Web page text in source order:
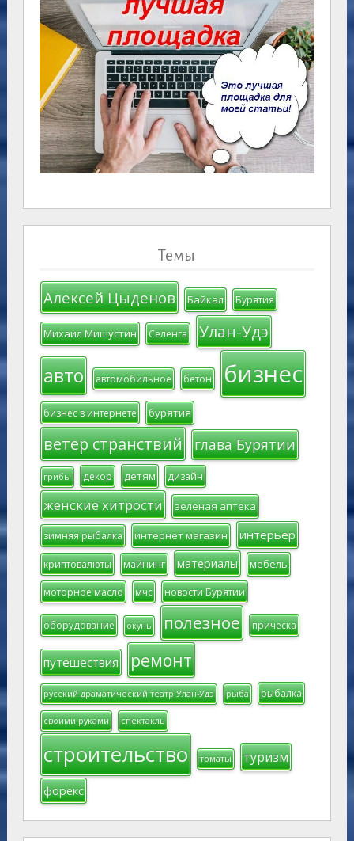
Темы
Алексей Цыденов Байкал Бурятия
Михаил Мишустин Селенга Улан-Удэ
авто автомобильное бетон бизнес
бизнес в интернете бурятия
ветер странствий глава Бурятии
грибы декор детям дизайн
женские хитрости зеленая аптека
зимняя рыбалка интернет магазин интерьер
криптовалюты майнинг материалы мебель
моторное масло мчс новости Бурятии
оборудование окунь полезное прическа
путешествия ремонт
русский драматический театр Улан-Удэ рыба рыбалка
своими руками спектакль
строительство томаты туризм
форекс